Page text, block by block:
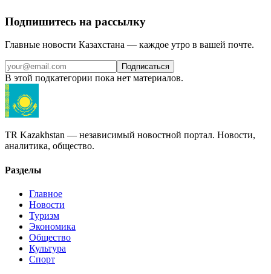
Подпишитесь на рассылку
Главные новости Казахстана — каждое утро в вашей почте.
Подписаться
В этой подкатегории пока нет материалов.
TR Kazakhstan — независимый новостной портал. Новости,
аналитика, общество.
Разделы
Главное
Новости
Туризм
Экономика
Общество
Культура
Спорт